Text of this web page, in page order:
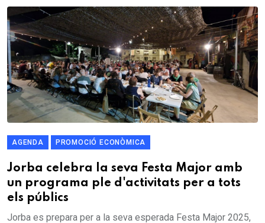
AGENDA PROMOCIÓ ECONÒMICA
Jorba celebra la seva Festa Major amb
un programa ple d'activitats per a tots
els públics
Jorba es prepara per a la seva esperada Festa Major 2025,